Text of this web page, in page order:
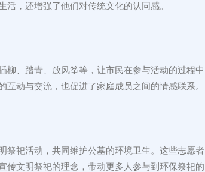
，还增强了他们对传统文化的认同感。
柳、踏青、放风筝等，让市民在参与活动的过程中
动与交流，也促进了家庭成员之间的情感联系。
祭祀活动，共同维护公墓的环境卫生。这些志愿者
传文明祭祀的理念，带动更多人参与到环保祭祀的